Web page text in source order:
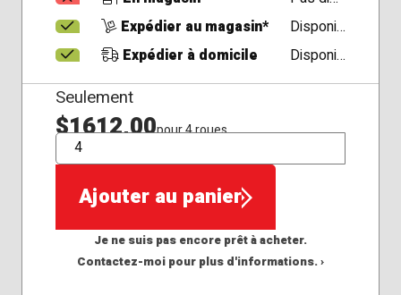
Expédier au magasin*
Disponible
Expédier à domicile
Disponible
Seulement
$1612,00pour 4 roues
QTÉ
Ajouter au panier
Je ne suis pas encore prêt à acheter.
Contactez-moi pour plus d'informations. ›